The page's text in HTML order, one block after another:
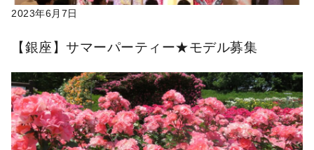
2023年6月7日
【銀座】サマーパーティー★モデル募集